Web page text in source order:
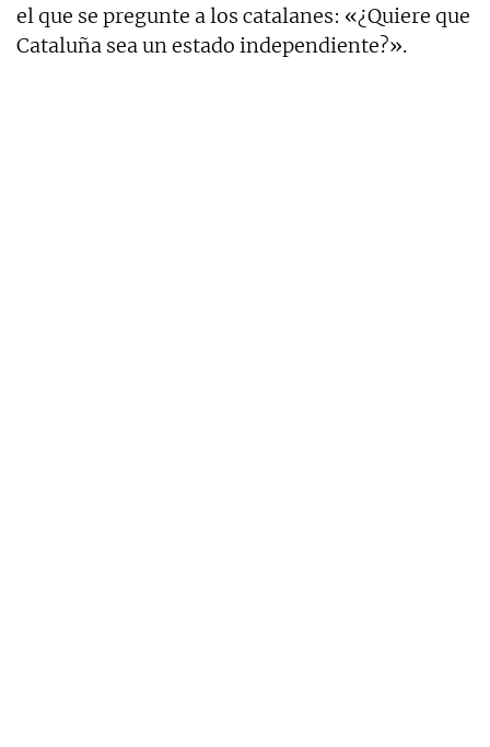
el que se pregunte a los catalanes: «¿Quiere que
Cataluña sea un estado independiente?».